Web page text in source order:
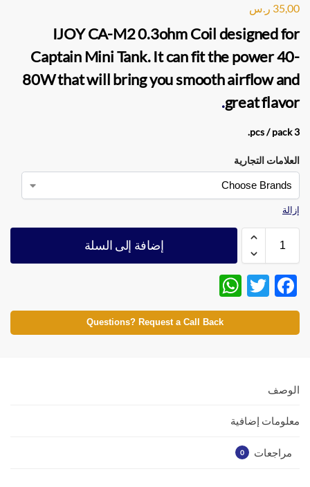
35,00 ر.س
IJOY CA-M2 0.3ohmCoil designed for
Captain Mini Tank. It can fit the power 40-
80W that will bring you smooth airflow and
great flavor
.
3 pcs / pack.
العلامات التجارية
إزالة
إضافة إلى السلة
F
ac
e
o
k
T
w
itt
h
at
Questions? Request a Call Back
الوصف
معلومات إضافية
مراجعات 0